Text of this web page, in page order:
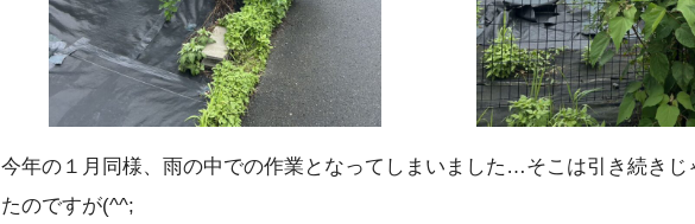
今年の１月同様、雨の中での作業となってしまいました…そこは引き続きじ
たのですが(^^;